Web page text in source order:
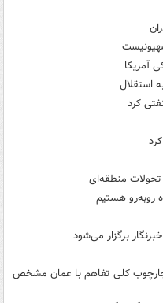
آمریکا
استقلال
کرد
تحولات منطقه‌ای
روبه‌رو هستیم
برگزار می‌شود
کلی تفاهم با عمان مشخص